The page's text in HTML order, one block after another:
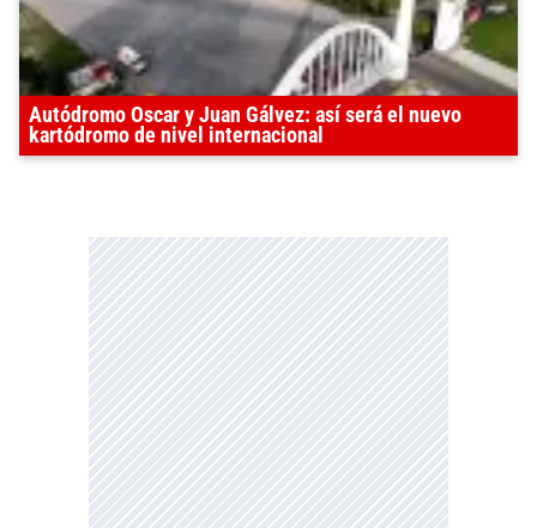
Autódromo Oscar y Juan Gálvez: así será el nuevo
kartódromo de nivel internacional